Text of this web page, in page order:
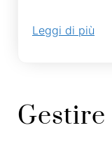
Leggi di più